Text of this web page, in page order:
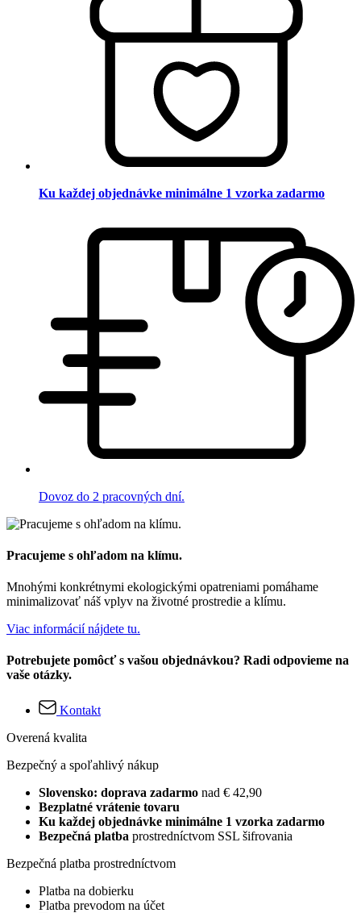
Ku každej objednávke minimálne 1 vzorka zadarmo
Dovoz do 2 pracovných dní.
Pracujeme s ohľadom na klímu.
Mnohými konkrétnymi ekologickými opatreniami pomáhame
minimalizovať náš vplyv na životné prostredie a klímu.
Viac informácií nájdete tu.
Potrebujete pomôcť s vašou objednávkou? Radi odpovieme na
vaše otázky.
Kontakt
Overená kvalita
Bezpečný a spoľahlivý nákup
Slovensko: doprava zadarmo nad € 42,90
Bezplatné vrátenie tovaru
Ku každej objednávke minimálne 1 vzorka zadarmo
Bezpečná platba prostredníctvom SSL šifrovania
Bezpečná platba prostredníctvom
Platba na dobierku
Platba prevodom na účet